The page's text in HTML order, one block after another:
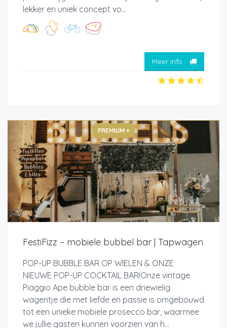
lekker en uniek concept vo...
Meer info
PREMIUM +
FestiFizz – mobiele bubbel bar | Tapwagen
POP-UP BUBBLE BAR OP WIELEN & ONZE
NIEUWE POP-UP COCKTAIL BAR!Onze vintage
Piaggio Ape bubble bar is een driewielig
wagentje die met liefde en passie is omgebouwd
tot een unieke mobiele prosecco bar, waarmee
we jullie gasten kunnen voorzien van h...